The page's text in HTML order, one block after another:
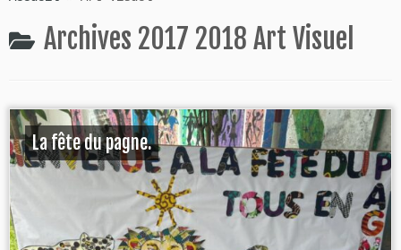
Archives 2017 2018 Art Visuel
La fête du pagne.